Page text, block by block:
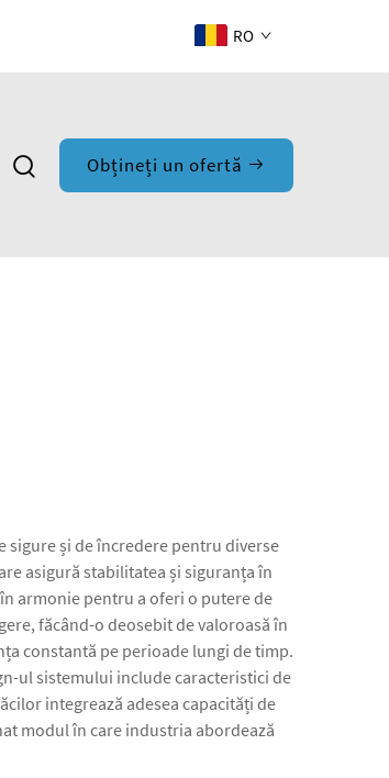
RO
Obțineți un ofertă
și de încredere pentru diverse
asigură stabilitatea și siguranța în
armonie pentru a oferi o putere de
făcând-o deosebit de valoroasă în
constantă pe perioade lungi de timp.
ul sistemului include caracteristici de
integrează adesea capacități de
modul în care industria abordează